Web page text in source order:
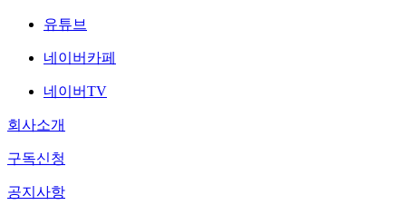
유튜브
네이버카페
네이버TV
회사소개
구독신청
공지사항